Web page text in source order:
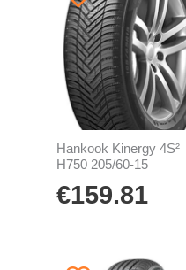
Hankook Kinergy 4S²
H750 205/60-15
€159.81